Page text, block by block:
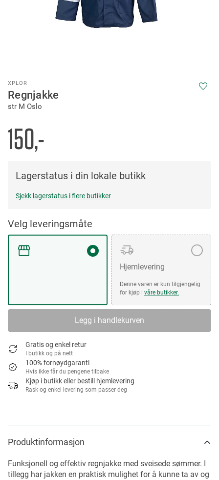
XPLOR
Regnjakke
str M Oslo
150,-
Lagerstatus i din lokale butikk
Sjekk lagerstatus i flere butikker
Velg leveringsmåte
Hjemlevering
Denne varen er kun tilgjengelig
for kjøp i våre butikker.
Legg i handlekurven
Gratis og enkel retur
I butikk og på nett
100% fornøydgaranti
Hvis ikke får du pengene tilbake
Kjøp i butikk eller bestill hjemlevering
Rask og enkel levering som passer deg
to
the
beginning
the
images
gallery
Produktinformasjon
Funksjonell og effektiv regnjakke med sveisede sømmer. I
tillegg har jakken en praktisk mulighet for å kunne ta av og